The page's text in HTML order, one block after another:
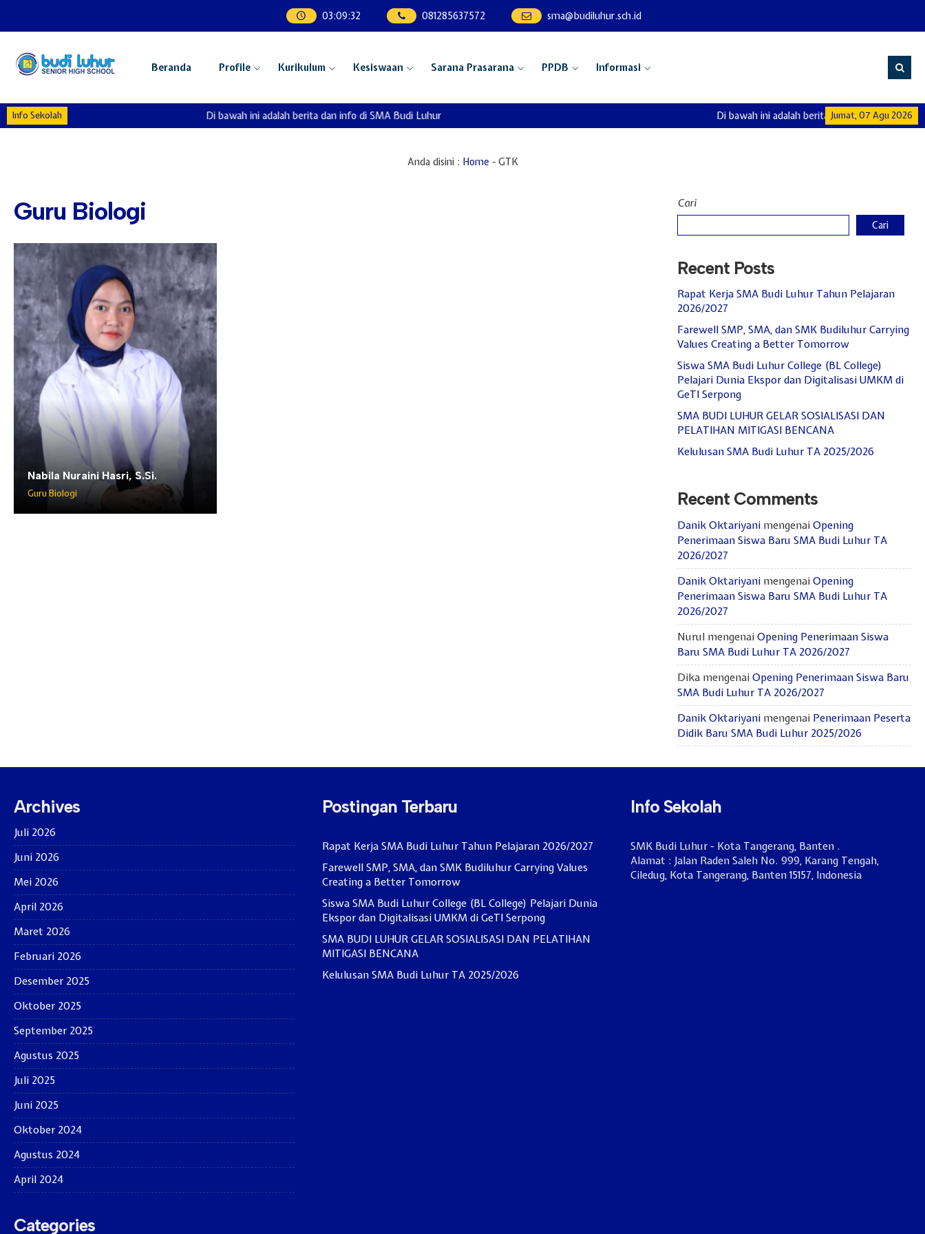
03:09:32 081285637572 sma@budiluhur.sch.id
Beranda Profile Kurikulum Kesiswaan Sarana Prasarana PPDB Informasi
Info Sekolah Jumat, 07 Agu 2026
Di bawah ini adalah berita dan info di SMA Budi
Di bawah ini adalah berita dan info di SMA Budi Luhur
Anda disini : Home - GTK
Guru Biologi
Nabila Nuraini Hasri, S.Si.
Guru Biologi
Cari
Cari
Recent Posts
Rapat Kerja SMA Budi Luhur Tahun Pelajaran
2026/2027
Farewell SMP, SMA, dan SMK Budiluhur Carrying
Values Creating a Better Tomorrow
Siswa SMA Budi Luhur College (BL College)
Pelajari Dunia Ekspor dan Digitalisasi UMKM di
GeTI Serpong
SMA BUDI LUHUR GELAR SOSIALISASI DAN
PELATIHAN MITIGASI BENCANA
Kelulusan SMA Budi Luhur TA 2025/2026
Recent Comments
Danik Oktariyani mengenai Opening
Penerimaan Siswa Baru SMA Budi Luhur TA
2026/2027
Danik Oktariyani mengenai Opening
Penerimaan Siswa Baru SMA Budi Luhur TA
2026/2027
Nurul mengenai Opening Penerimaan Siswa
Baru SMA Budi Luhur TA 2026/2027
Dika mengenai Opening Penerimaan Siswa Baru
SMA Budi Luhur TA 2026/2027
Danik Oktariyani mengenai Penerimaan Peserta
Didik Baru SMA Budi Luhur 2025/2026
Archives
Juli 2026
Juni 2026
Mei 2026
April 2026
Maret 2026
Februari 2026
Desember 2025
Oktober 2025
September 2025
Agustus 2025
Juli 2025
Juni 2025
Oktober 2024
Agustus 2024
April 2024
Categories
Postingan Terbaru
Rapat Kerja SMA Budi Luhur Tahun Pelajaran 2026/2027
Farewell SMP, SMA, dan SMK Budiluhur Carrying Values
Creating a Better Tomorrow
Siswa SMA Budi Luhur College (BL College) Pelajari Dunia
Ekspor dan Digitalisasi UMKM di GeTI Serpong
SMA BUDI LUHUR GELAR SOSIALISASI DAN PELATIHAN
MITIGASI BENCANA
Kelulusan SMA Budi Luhur TA 2025/2026
Info Sekolah
SMK Budi Luhur - Kota Tangerang, Banten .
Alamat : Jalan Raden Saleh No. 999, Karang Tengah,
Ciledug, Kota Tangerang, Banten 15157, Indonesia